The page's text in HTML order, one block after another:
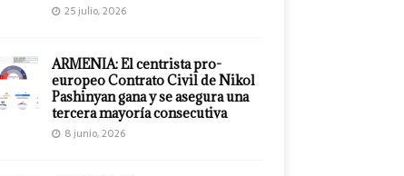
25 julio, 2026
ARMENIA: El centrista pro-
europeo Contrato Civil de Nikol
Pashinyan gana y se asegura una
tercera mayoría consecutiva
8 junio, 2026